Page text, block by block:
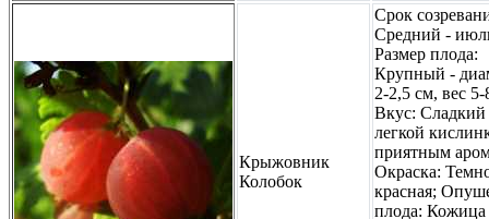
Крыжовник
Колобок
Срок
Средний -
Размер плода:
Крупный -
2-2,5 см, вес 5-
Вкус: Сладкий
легкой
приятным
Окраска:
красная;
плода: Кожица